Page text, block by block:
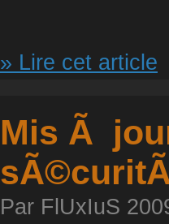
» Lire cet article
Mis Ã
Par FlUxIuS